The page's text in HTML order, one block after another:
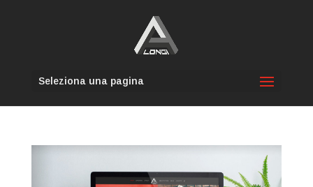
Seleziona una pagina